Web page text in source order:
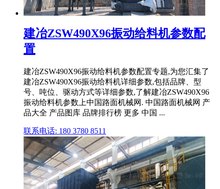
建冶ZSW490X96振动给料机参数配
置
建冶ZSW490X96振动给料机参数配置专题,为您汇集了
建冶ZSW490X96振动给料机详细参数,包括品牌、型
号、吨位、驱动方式等详细参数,了解建冶ZSW490X96
振动给料机参数上中国路面机械网. 中国路面机械网 产
品大全 产品图库 品牌排行榜 更多 中国 ...
联系电话: 180 3780 8511